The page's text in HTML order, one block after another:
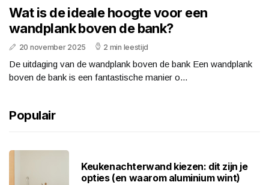
Wat is de ideale hoogte voor een
wandplank boven de bank?
20 november 2025 2 min leestijd
De uitdaging van de wandplank boven de bank Een wandplank
boven de bank is een fantastische manier o...
Populair
Keukenachterwand kiezen: dit zijn je
opties (en waarom aluminium wint)